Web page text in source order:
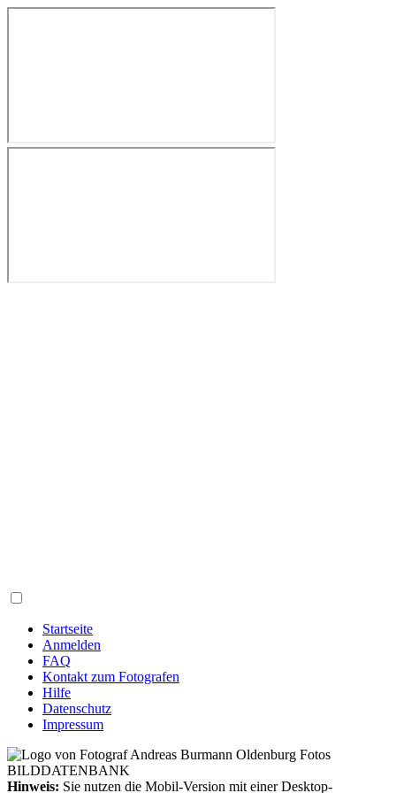
Startseite
Anmelden
FAQ
Kontakt zum Fotografen
Hilfe
Datenschutz
Impressum
Hinweis: Sie nutzen die Mobil-Version mit einer Desktop-